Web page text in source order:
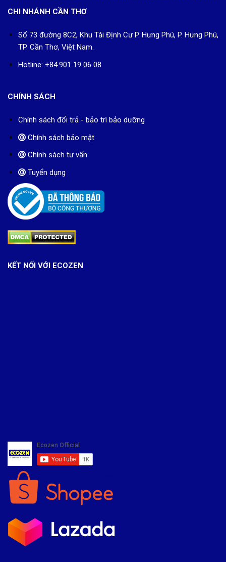
CHI NHÁNH CẦN THƠ
Số 73 đường 8C2, Khu Tái Định Cư P. Hưng Phú, P. Hưng Phú,
TP. Cần Thơ, Việt Nam.
Hotline: +84.901 19 06 08
CHÍNH SÁCH
Chính sách đổi trả - bảo trì bảo dưỡng
Chính sách bảo mật
Chính sách tư vấn
Tuyển dụng
KẾT NỐI VỚI ECOZEN